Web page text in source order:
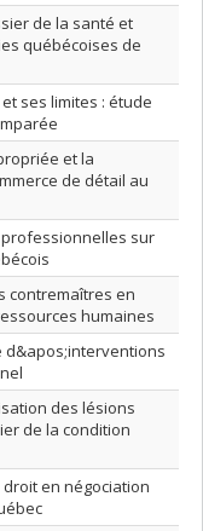
de la santé et
québécoises de
ses limites : étude
et la
de détail au
sur
contremaîtres en
humaines
d&apos;interventions
des lésions
de la condition
en négociation